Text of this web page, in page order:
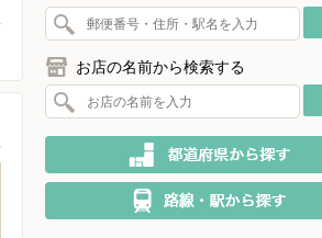
お店の名前から検索する